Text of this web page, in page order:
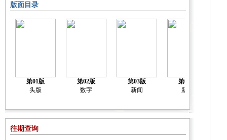
版面目录
第01版
头版
第02版
数字
第03版
新闻
第04版
新闻
往期查询